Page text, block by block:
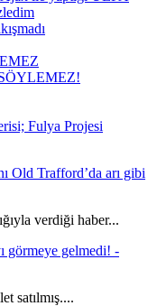
Fulya Projesi
Old Trafford’da arı gibi
verdiği haber...
görmeye gelmedi! -
satılmış....